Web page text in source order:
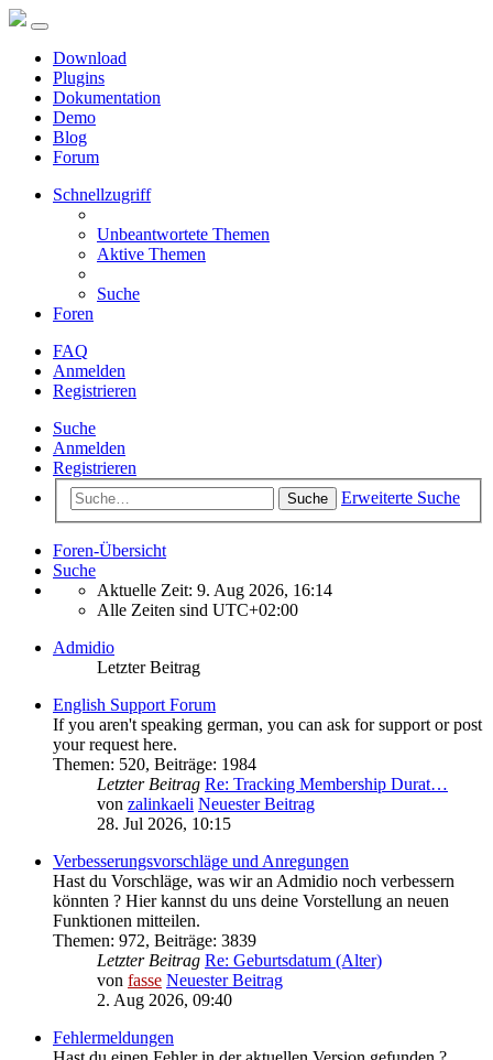
Download
Plugins
Dokumentation
Demo
Blog
Forum
Schnellzugriff
Unbeantwortete Themen
Aktive Themen
Suche
Foren
FAQ
Anmelden
Registrieren
Suche
Anmelden
Registrieren
Suche Erweiterte Suche
Foren-Übersicht
Suche
Aktuelle Zeit: 9. Aug 2026, 16:14
Alle Zeiten sind UTC+02:00
Admidio
Letzter Beitrag
English Support Forum
If you aren't speaking german, you can ask for support or post
your request here.
Themen: 520, Beiträge: 1984
Letzter Beitrag Re: Tracking Membership Durat…
von zalinkaeli Neuester Beitrag
28. Jul 2026, 10:15
Verbesserungsvorschläge und Anregungen
Hast du Vorschläge, was wir an Admidio noch verbessern
könnten ? Hier kannst du uns deine Vorstellung an neuen
Funktionen mitteilen.
Themen: 972, Beiträge: 3839
Letzter Beitrag Re: Geburtsdatum (Alter)
von fasse Neuester Beitrag
2. Aug 2026, 09:40
Fehlermeldungen